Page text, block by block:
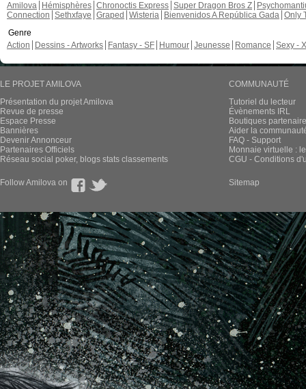
Amilova
Hémisphères Chronoctis Express Super Dragon Bros Z
Connection Sethxfaye Graped Wisteria Bienvenidos A República Gada Only
Genre
Action
Dessins - Artworks Fantasy - SF Humour Jeunesse Romance Sexy -
LE PROJET AMILOVA
Présentation du projet Amilova
Revue de presse
Espace Presse
Bannières
Devenir Annonceur
Partenaires Officiels
Réseau social poker, blogs stats classements
COMMUNAUTÉ
Tutoriel du lecteur
Évènements IRL
Boutiques
Aider la
FAQ - Support
Monnaie virtuelle :
CGU - Conditions
Follow Amilova on Sitemap